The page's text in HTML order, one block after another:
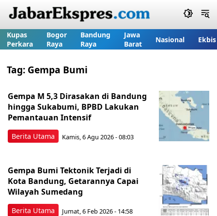
Kupas
Perkara
Bogor
Raya
Bandung
Raya
Jawa
Barat
Nasional Ekbis
Tag: Gempa Bumi
Berita Utama
Gempa M 5,3 Dirasakan di Bandung
hingga Sukabumi, BPBD Lakukan
Pemantauan Intensif
Kamis, 6 Agu 2026 - 08:03
Berita Utama
Gempa Bumi Tektonik Terjadi di
Kota Bandung, Getarannya Capai
Wilayah Sumedang
Jumat, 6 Feb 2026 - 14:58